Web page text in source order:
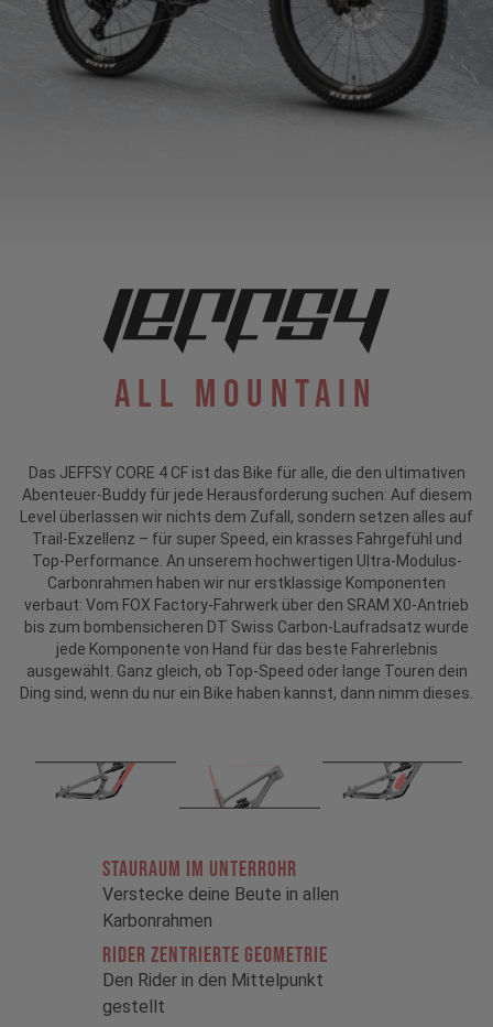
All Mountain
Das JEFFSY CORE 4 CF ist das Bike für alle, die den ultimativen
Abenteuer-Buddy für jede Herausforderung suchen: Auf diesem
Level überlassen wir nichts dem Zufall, sondern setzen alles auf
Trail-Exzellenz – für super Speed, ein krasses Fahrgefühl und
Top-Performance. An unserem hochwertigen Ultra-Modulus-
Carbonrahmen haben wir nur erstklassige Komponenten
verbaut: Vom FOX Factory-Fahrwerk über den SRAM X0-Antrieb
bis zum bombensicheren DT Swiss Carbon-Laufradsatz wurde
jede Komponente von Hand für das beste Fahrerlebnis
ausgewählt. Ganz gleich, ob Top-Speed oder lange Touren dein
Ding sind, wenn du nur ein Bike haben kannst, dann nimm dieses.
STAURAUM im Unterrohr
Verstecke deine Beute in allen
Karbonrahmen
RIDER ZENTRIERTE GEOMETRIE
Den Rider in den Mittelpunkt
gestellt